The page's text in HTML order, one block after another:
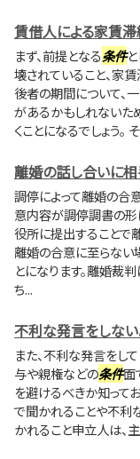
賃借人による家賃
まず、前提となる条件
壊されていること、家
後者の期間について、
があるかもしれないた
くことになるでしょう。
離婚の話し合いに
調停によって離婚の合
意内容が調停調書の形
役所に提出することで
離婚の合意に至らない
とになります。離婚裁
ち...
不利な発言をしない
また、不利な発言をし
与や親権などの条件面
を避けるべきか知って
で聞かれることや不利
かれること申立人は、